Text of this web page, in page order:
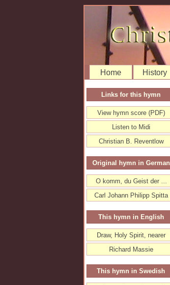
Home History
Links for this hymn
View hymn score (PDF)
Listen to Midi
Christian B. Reventlow
Original hymn in German
O komm, du Geist der ...
Carl Johann Philipp Spitta
This hymn in English
Draw, Holy Spirit, nearer
Richard Massie
This hymn in Swedish